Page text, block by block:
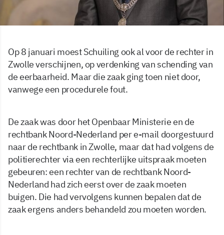
Op 8 januari moest Schuiling ook al voor de rechter in
Zwolle verschijnen, op verdenking van schending van
de eerbaarheid. Maar die zaak ging toen niet door,
vanwege een procedurele fout.
De zaak was door het Openbaar Ministerie en de
rechtbank Noord-Nederland per e-mail doorgestuurd
naar de rechtbank in Zwolle, maar dat had volgens de
politierechter via een rechterlijke uitspraak moeten
gebeuren: een rechter van de rechtbank Noord-
Nederland had zich eerst over de zaak moeten
buigen. Die had vervolgens kunnen bepalen dat de
zaak ergens anders behandeld zou moeten worden.